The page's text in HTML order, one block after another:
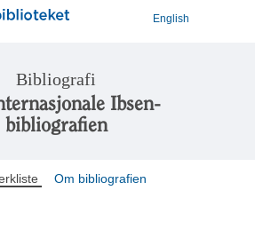
English
Bibliografi
Ibsen-
bibliografien
Om bibliografien